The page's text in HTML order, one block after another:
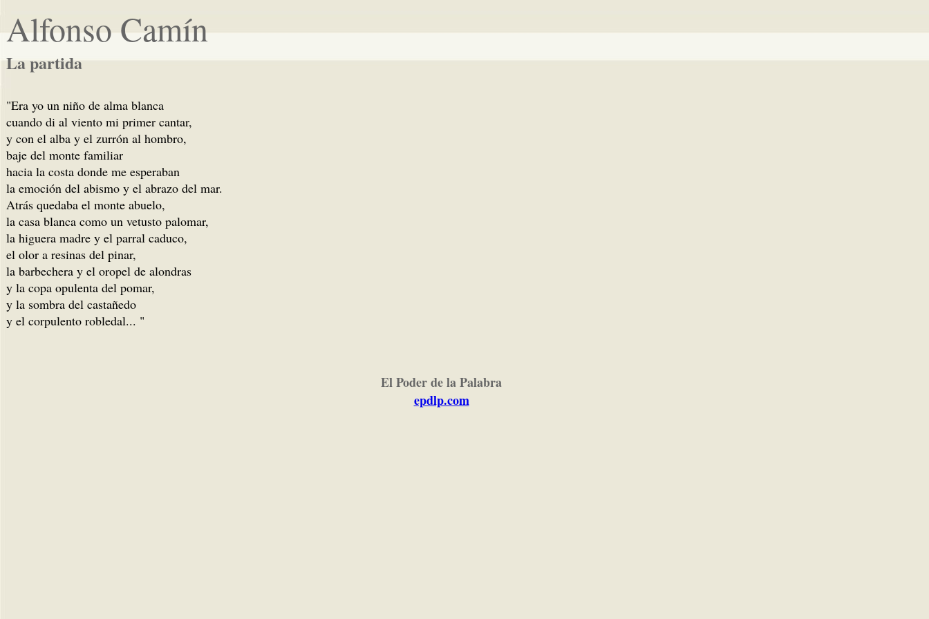
Alfonso Camín
La partida
"Era yo un niño de alma blanca
cuando di al viento mi primer cantar,
y con el alba y el zurrón al hombro,
baje del monte familiar
hacia la costa donde me esperaban
la emoción del abismo y el abrazo del mar.
Atrás quedaba el monte abuelo,
la casa blanca como un vetusto palomar,
la higuera madre y el parral caduco,
el olor a resinas del pinar,
la barbechera y el oropel de alondras
y la copa opulenta del pomar,
y la sombra del castañedo
y el corpulento robledal... "
El Poder de la Palabra
epdlp.com